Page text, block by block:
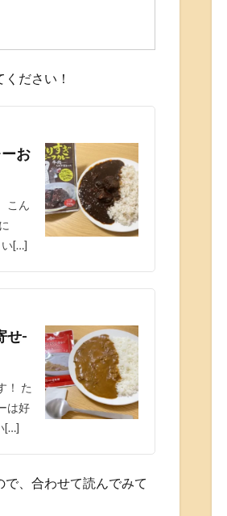
ださい！
お
こん
い[…]
せ-
！ た
は好
[…]
、合わせて読んでみて